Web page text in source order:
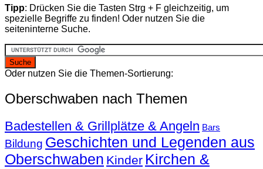
Tipp: Drücken Sie die Tasten Strg + F gleichzeitig, um
spezielle Begriffe zu finden! Oder nutzen Sie die
seiteninterne Suche.
Oder nutzen Sie die Themen-Sortierung:
Oberschwaben nach Themen
Badestellen & Grillplätze & Angeln Bars
Bildung Geschichten und Legenden aus
Oberschwaben Kinder Kirchen &